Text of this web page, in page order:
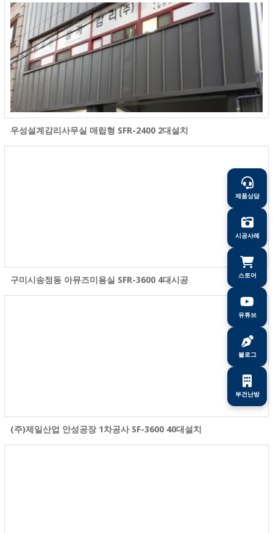
제품상담
시공사례
스토어
유튜브
블로그
부건난방
우성설계감리사무실 매립형 SFR-2400 2대설치
구미시송정동 아뮤즈미용실 SFR-3600 4대시공
(주)제일산업 안성공장 1차공사 SF-3600 40대설치